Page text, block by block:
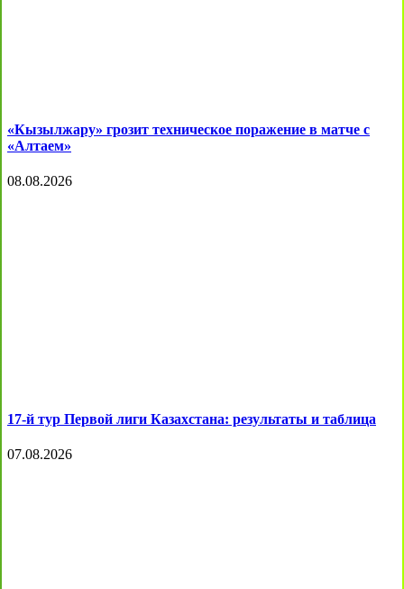
«Кызылжару» грозит техническое поражение в матче с
«Алтаем»
08.08.2026
17-й тур Первой лиги Казахстана: результаты и таблица
07.08.2026